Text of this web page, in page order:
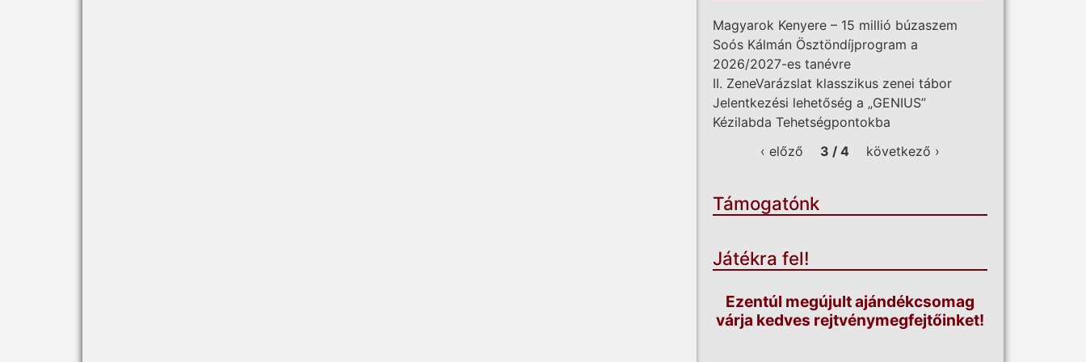
Magyarok Kenyere – 15 millió búzaszem
Soós Kálmán Ösztöndíjprogram a
2026/2027-es tanévre
II. ZeneVarázslat klasszikus zenei tábor
Jelentkezési lehetőség a „GENIUS”
Kézilabda Tehetségpontokba
‹ előző
3 / 4 következő ›
Támogatónk
Játékra fel!
Ezentúl megújult ajándékcsomag
várja kedves rejtvénymegfejtőinket!